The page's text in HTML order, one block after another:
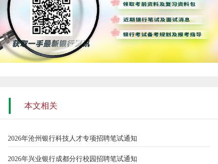
本文相关
2026年沧州银行科技人才专项招聘笔试通知
2026年兴业银行成都分行校园招聘笔试通知